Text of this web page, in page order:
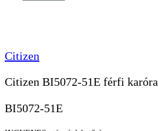
Citizen
Citizen BI5072-51E férfi karóra
BI5072-51E